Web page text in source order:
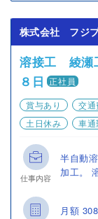
株式会社 フジ
溶接工 綾
８日 正社員
賞与あり
交
土日休み
車
仕事内容
半自動
加工。
月額